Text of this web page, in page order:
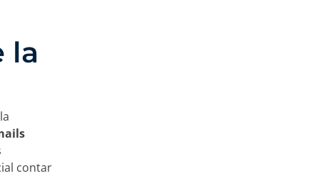
la
contar